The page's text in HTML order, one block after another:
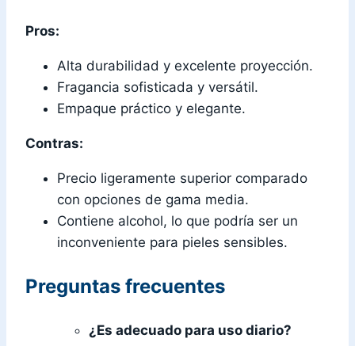
Pros:
Alta durabilidad y excelente proyección.
Fragancia sofisticada y versátil.
Empaque práctico y elegante.
Contras:
Precio ligeramente superior comparado
con opciones de gama media.
Contiene alcohol, lo que podría ser un
inconveniente para pieles sensibles.
Preguntas frecuentes
¿Es adecuado para uso diario?